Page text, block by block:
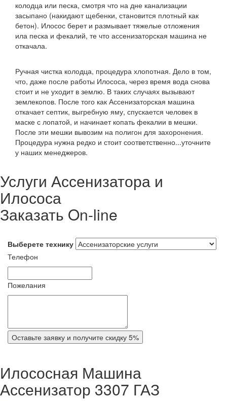
колодца или песка, смотря что на дне канализации
засыпано (накидают щебенки, становится плотный как
бетон). Илосос берет и размывает тяжелые отложения
ила песка и фекалий, те что ассенизаторская машина не
откачала.
Ручная чистка колодца, процедура хлопотная. Дело в том,
что, даже после работы Илососа, через время вода снова
стоит и не уходит в землю. В таких случаях вызывают
землекопов. После того как Ассенизаторская машина
откачает септик, выгребную яму, спускается человек в
маске с лопатой, и начинает копать фекалии в мешки.
После эти мешки вывозим на полигон для захоронения.
Процедура нужна редко и стоит соответственно...уточните
у наших менеджеров.
Услуги Ассенизатора и
Илососа
Заказать On-line
Выберете технику
Телефон
Пожелания
Оставьте заявку и получите скидку 5%
Илососная Машина
Ассенизатор 3307 ГАЗ